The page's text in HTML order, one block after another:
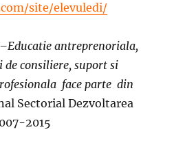
site/elevuledi/
antreprenoriala,
de consiliere, suport si
face parte din
Sectorial Dezvoltarea
2015